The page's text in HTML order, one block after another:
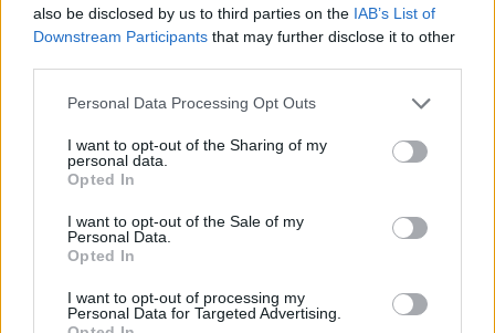
also be disclosed by us to third parties on the IAB’s List of
Downstream Participants that may further disclose it to other
Personal Data Processing Opt Outs
I want to opt-out of the Sharing of my
personal data.
Opted In
I want to opt-out of the Sale of my
Personal Data.
Opted In
I want to opt-out of processing my
Personal Data for Targeted Advertising.
Esim for Global
Esim for USA | Esim for Italy Esim for Spain|
for Turkey|Esim for Germany|Esim for Greece|